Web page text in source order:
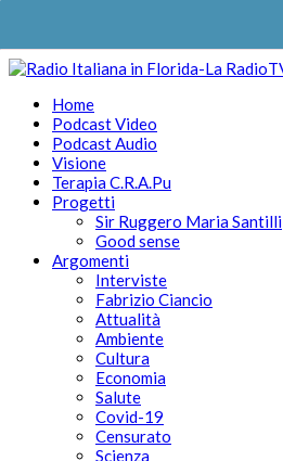
Home
Podcast Video
Podcast Audio
Visione
Terapia C.R.A.Pu
Progetti
Sir Ruggero Maria Santilli
Good sense
Argomenti
Interviste
Fabrizio Ciancio
Attualità
Ambiente
Cultura
Economia
Salute
Covid-19
Censurato
Scienza